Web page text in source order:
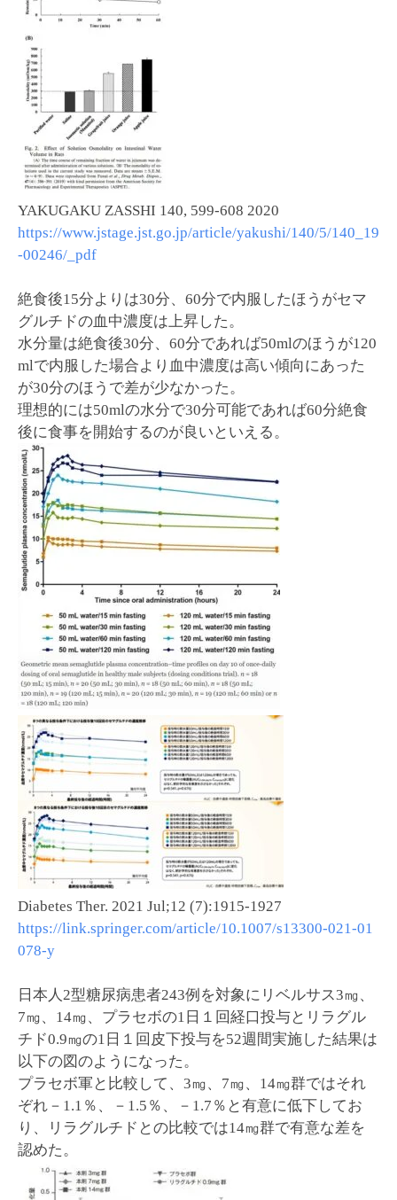
YAKUGAKU ZASSHI 140, 599-608 2020
https://www.jstage.jst.go.jp/article/yakushi/140/5/140_19
-00246/_pdf
絶食後15分よりは30分、60分で内服したほうがセマ
グルチドの血中濃度は上昇した。
水分量は絶食後30分、60分であれば50mlのほうが120
mlで内服した場合より血中濃度は高い傾向にあった
が30分のほうで差が少なかった。
理想的には50mlの水分で30分可能であれば60分絶食
後に食事を開始するのが良いといえる。
Diabetes Ther. 2021 Jul;12 (7):1915-1927
https://link.springer.com/article/10.1007/s13300-021-01
078-y
日本人2型糖尿病患者243例を対象にリベルサス3㎎、
7㎎、14㎎、プラセボの1日１回経口投与とリラグル
チド0.9㎎の1日１回皮下投与を52週間実施した結果は
以下の図のようになった。
プラセボ軍と比較して、3㎎、7㎎、14㎎群ではそれ
ぞれ－1.1％、－1.5％、－1.7％と有意に低下してお
り、リラグルチドとの比較では14㎎群で有意な差を
認めた。